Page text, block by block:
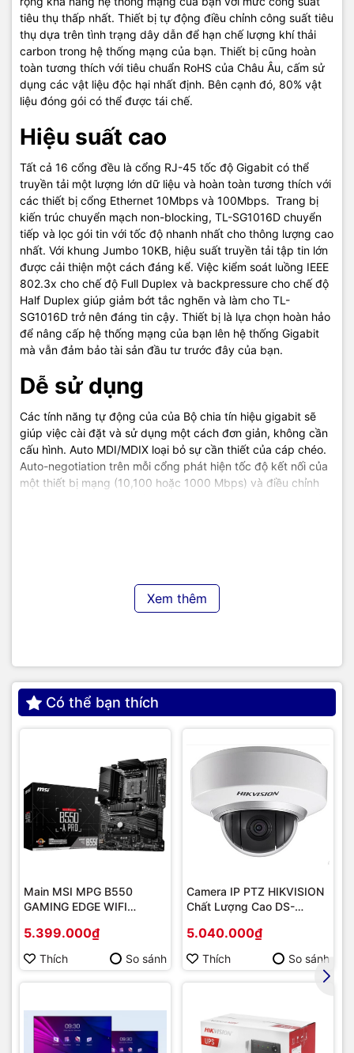
tiêu thụ thấp nhất. Thiết bị tự động điều chỉnh công suất tiêu
thụ dựa trên tình trạng dây dẫn để hạn chế lượng khí thải
carbon trong hệ thống mạng của bạn. Thiết bị cũng hoàn
toàn tương thích với tiêu chuẩn RoHS của Châu Âu, cấm sử
dụng các vật liệu độc hại nhất định. Bên cạnh đó, 80% vật
liệu đóng gói có thể được tái chế.
Hiệu suất cao
Tất cả 16 cổng đều là cổng RJ-45 tốc độ Gigabit có thể
truyền tải một lượng lớn dữ liệu và hoàn toàn tương thích với
các thiết bị cổng Ethernet 10Mbps và 100Mbps. Trang bị
kiến trúc chuyển mạch non-blocking, TL-SG1016D chuyển
tiếp và lọc gói tin với tốc độ nhanh nhất cho thông lượng cao
nhất. Với khung Jumbo 10KB, hiệu suất truyền tải tập tin lớn
được cải thiện một cách đáng kể. Việc kiểm soát luồng IEEE
802.3x cho chế độ Full Duplex và backpressure cho chế độ
Half Duplex giúp giảm bớt tắc nghẽn và làm cho TL-
SG1016D trở nên đáng tin cậy. Thiết bị là lựa chọn hoàn hảo
để nâng cấp hệ thống mạng của bạn lên hệ thống Gigabit
mà vẫn đảm bảo tài sản đầu tư trước đây của bạn.
Dễ sử dụng
Các tính năng tự động của của Bộ chia tín hiệu gigabit sẽ
giúp việc cài đặt và sử dụng một cách đơn giản, không cần
cấu hình. Auto MDI/MDIX loại bỏ sự cần thiết của cáp chéo.
Auto-negotiation trên mỗi cổng phát hiện tốc độ kết nối của
một thiết bị mạng (10,100 hoặc 1000 Mbps) và điều chỉnh
,Tổng đài,Màn hình tương tác
Điện máynhư tivi, tủ lạnh, máy giặt, máy hút
Xem thêm
Có thể bạn thích
Main MSI MPG B550
GAMING EDGE WIFI
Socket AM4/ VGA
onboard)
5.399.000₫
Thích So sánh
Camera IP PTZ HIKVISION
Chất Lượng Cao DS-
5.040.000₫
Thích So sánh